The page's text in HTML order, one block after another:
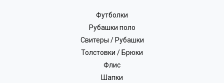
Футболки
Рубашки поло
Свитеры / Рубашки
Толстовки / Брюки
Флис
Шапки